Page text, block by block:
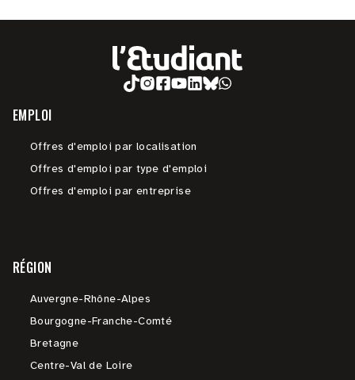
EMPLOI
Offres d'emploi par localisation
Offres d'emploi par type d'emploi
Offres d'emploi par entreprise
RÉGION
Auvergne-Rhône-Alpes
Bourgogne-Franche-Comté
Bretagne
Centre-Val de Loire